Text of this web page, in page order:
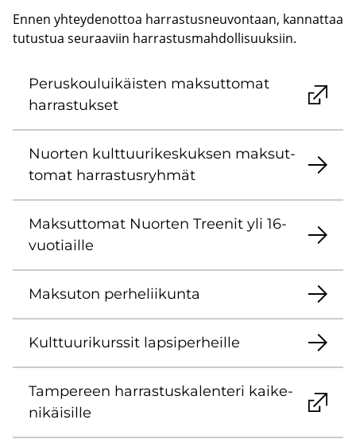
Ennen yhteydenottoa harrastusneuvontaan, kannattaa
tutustua seuraaviin harrastusmahdollisuuksiin.
Pe­rus­kou­lui­käis­ten mak­sut­to­mat
har­ras­tuk­set
Nuor­ten kult­tuu­ri­kes­kuk­sen mak­sut­
to­mat har­ras­tus­ryh­mät
Mak­sut­to­mat Nuor­ten Tree­nit yli 16-​
vuotiaille
Mak­su­ton per­he­lii­kun­ta
Kult­tuu­ri­kurs­sit lap­si­per­heil­le
Tam­pe­reen har­ras­tus­ka­len­te­ri kai­ke­
ni­käi­sil­le